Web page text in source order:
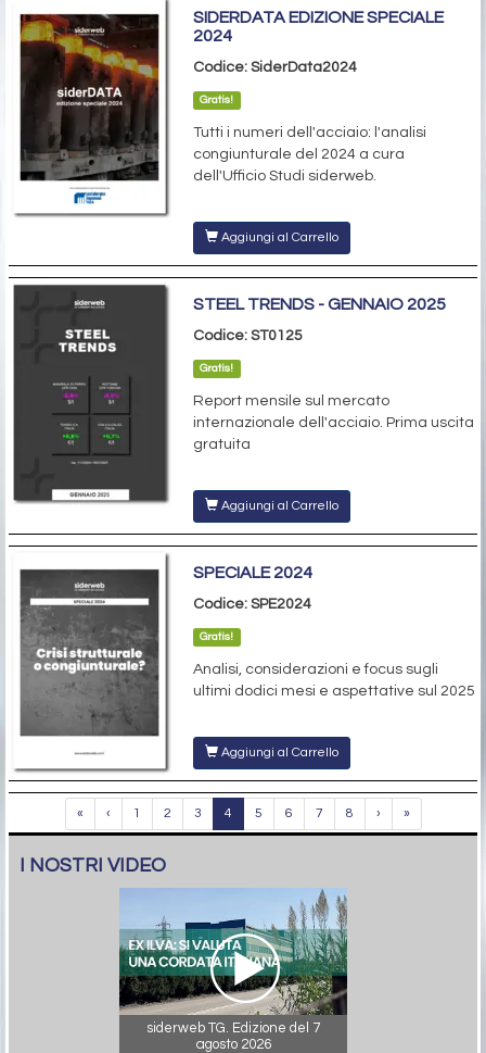
SIDERDATA EDIZIONE SPECIALE
2024
Codice: SiderData2024
Gratis!
Tutti i numeri dell'acciaio: l'analisi
congiunturale del 2024 a cura
dell'Ufficio Studi siderweb.
Aggiungi al Carrello
STEEL TRENDS - GENNAIO 2025
Codice: ST0125
Gratis!
Report mensile sul mercato
internazionale dell'acciaio. Prima uscita
gratuita
Aggiungi al Carrello
SPECIALE 2024
Codice: SPE2024
Gratis!
Analisi, considerazioni e focus sugli
ultimi dodici mesi e aspettative sul 2025
Aggiungi al Carrello
« ‹ 1 2 3 4 5 6 7 8 › »
I NOSTRI VIDEO
siderweb TG. Edizione del 7
agosto 2026